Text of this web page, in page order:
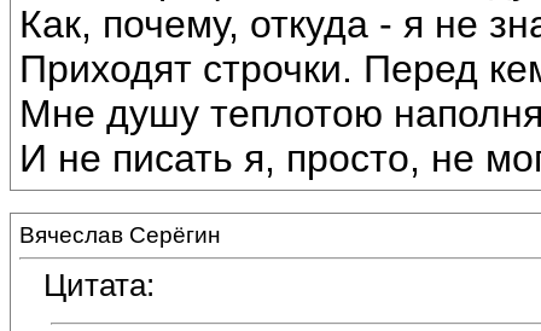
Как, почему, откуда - я не
Приходят строчки. Перед
Мне душу теплотою
И не писать я, просто, не
Вячеслав Серёгин
Цитата: